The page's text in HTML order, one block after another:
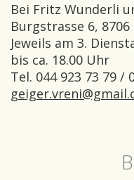
Bei Fritz Wunderli
Burgstrasse 6, 8706
Jeweils am 3.
bis ca. 18.00 Uhr
Tel. 044 923 73 79 /